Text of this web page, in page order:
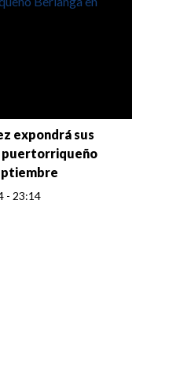
expondrá sus
- 23:14